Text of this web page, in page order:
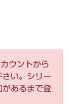
ウントから
い。シリー
があるまで登